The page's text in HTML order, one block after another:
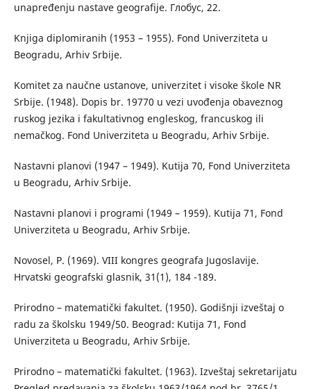
unapređenju nastave geografije. Глобус, 22.
Knjiga diplomiranih (1953 – 1955). Fond Univerziteta u
Beogradu, Arhiv Srbije.
Komitet za naučne ustanove, univerzitet i visoke škole NR
Srbije. (1948). Dopis br. 19770 u vezi uvođenja obaveznog
ruskog jezika i fakultativnog engleskog, francuskog ili
nemačkog. Fond Univerziteta u Beogradu, Arhiv Srbije.
Nastavni planovi (1947 – 1949). Kutija 70, Fond Univerziteta
u Beogradu, Arhiv Srbije.
Nastavni planovi i programi (1949 – 1959). Kutija 71, Fond
Univerziteta u Beogradu, Arhiv Srbije.
Novosel, P. (1969). VIII kongres geografa Jugoslavije.
Hrvatski geografski glasnik, 31(1), 184 -189.
Prirodno – matematički fakultet. (1950). Godišnji izveštaj o
radu za školsku 1949/50. Beograd: Kutija 71, Fond
Univerziteta u Beogradu, Arhiv Srbije.
Prirodno – matematički fakultet. (1963). Izveštaj sekretarijatu